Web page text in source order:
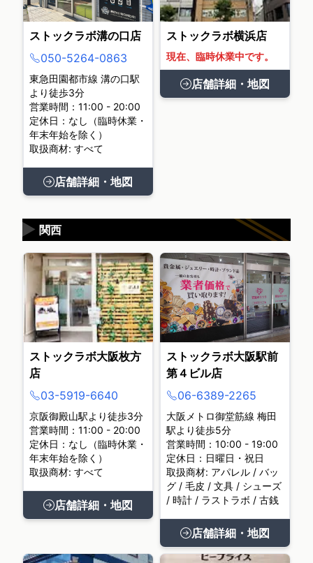
ストックラボ溝の口店
050-5264-0863
東急田園都市線 溝の口駅
より徒歩3分
営業時間：11:00 - 20:00
定休日：なし（臨時休業・
年末年始を除く）
取扱商材: すべて
店舗詳細・地図
ストックラボ横浜店
現在、臨時休業中です。
店舗詳細・地図
関西
▶
ストックラボ大阪枚方
店
03-5919-6640
京阪御殿山駅より徒歩3分
営業時間：11:00 - 20:00
定休日：なし（臨時休業・
年末年始を除く）
取扱商材: すべて
店舗詳細・地図
ストックラボ大阪駅前
第４ビル店
06-6389-2265
大阪メトロ御堂筋線 梅田
駅より徒歩5分
営業時間：10:00 - 19:00
定休日：日曜日・祝日
取扱商材: アパレル / バッ
グ / 毛皮 / 文具 / シューズ
/ 時計 / ラストラボ / 古銭
店舗詳細・地図